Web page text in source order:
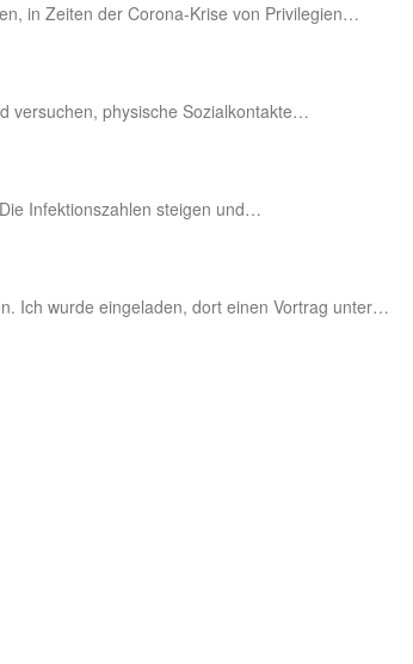
in Zei­ten der Coro­­na-Kri­­se von Privilegien…
ver­su­chen, phy­si­sche Sozialkontakte…
Infek­ti­ons­zah­len stei­gen und…
Ich wur­de ein­ge­la­den, dort einen Vor­trag unter…